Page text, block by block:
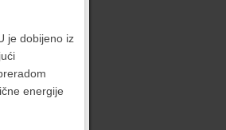
je dobijeno iz
energije